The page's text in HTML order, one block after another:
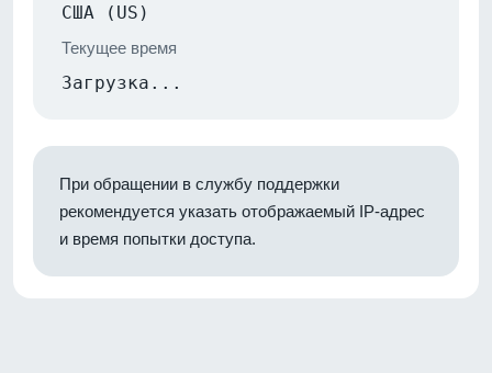
США (US)
Текущее время
Загрузка...
При обращении в службу поддержки
рекомендуется указать отображаемый IP-адрес
и время попытки доступа.